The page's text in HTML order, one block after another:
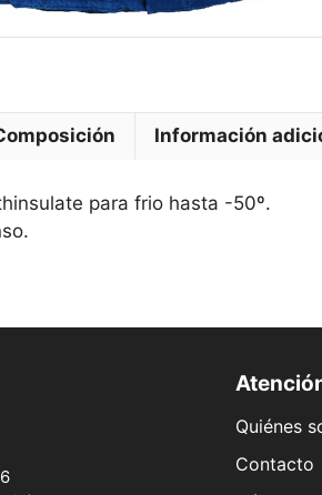
Información
para frio hasta -50º.
Quiénes
Contacto